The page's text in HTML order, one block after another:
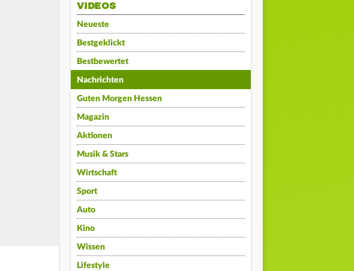
VIDEOS
Neueste
Bestgeklickt
Bestbewertet
Nachrichten
Guten Morgen Hessen
Magazin
Aktionen
Musik & Stars
Wirtschaft
Sport
Auto
Kino
Wissen
Lifestyle